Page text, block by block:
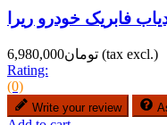
فابریک خودرو ریرا
تومان6,980,000 (tax excl.)
Rating:
(0)
Write your review